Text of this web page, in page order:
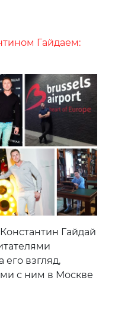
Гайдаем:
Гайдай
взгляд,
с ним в Москве